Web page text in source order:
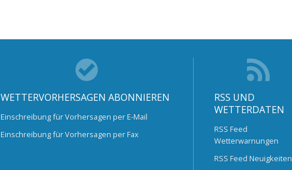
WETTERVORHERSAGEN ABONNIEREN
Einschreibung für Vorhersagen per E-Mail
Einschreibung für Vorhersagen per Fax
RSS UND
WETTERDATEN
RSS Feed
Wetterwarnungen
RSS Feed Neuigkeiten